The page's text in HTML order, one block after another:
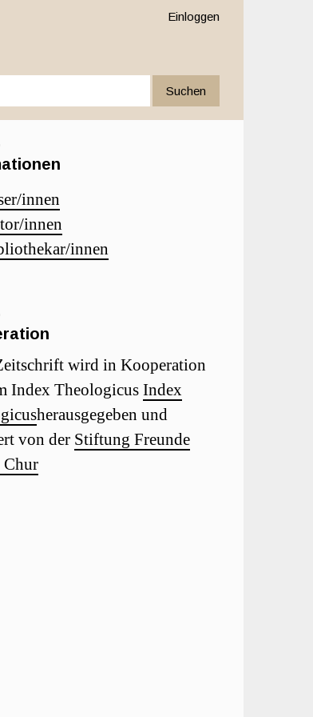
Einloggen
Suchen
innen
innen
innen
wird in Kooperation
Index Theologicus Index
herausgegeben und
von der Stiftung Freunde
Chur